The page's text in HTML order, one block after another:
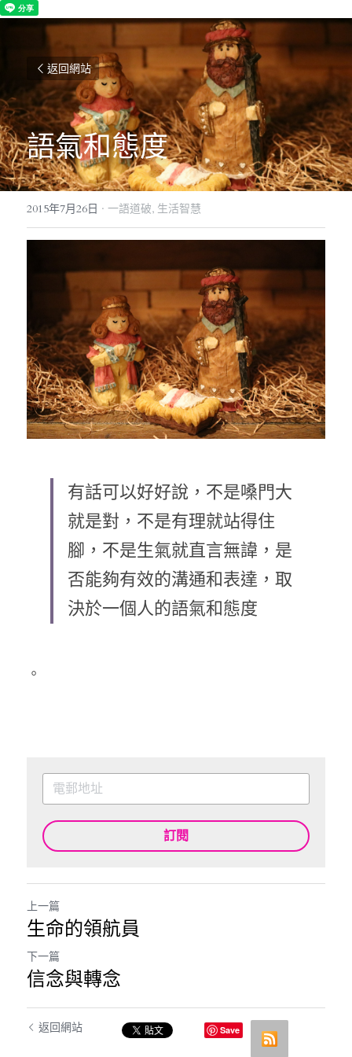
返回網站
語氣和態度
2015年7月26日 · 一語道破, 生活智慧
有話可以好好說，不是嗓門大
就是對，不是有理就站得住
腳，不是生氣就直言無諱，是
否能夠有效的溝通和表達，取
決於一個人的語氣和態度
。
訂閱
上一篇
生命的領航員
下一篇
信念與轉念
返回網站 Save